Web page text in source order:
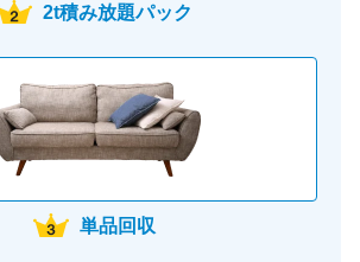
2t積み放題パック
単品回収